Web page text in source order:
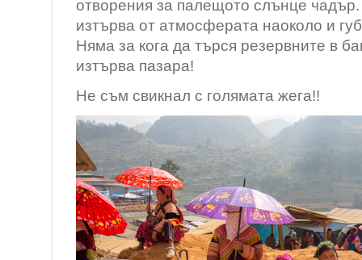
отворения за палещото слънце
изтърва от атмосферата наоколо и
Няма за кога да търся резервните в
изтърва пазара!
Не съм свикнал с голямата жега!!